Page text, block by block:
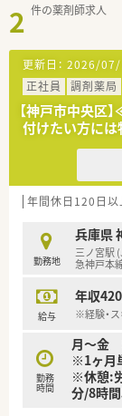
2 件の薬剤師求人
更新日： 2026/07/
正社員
調剤薬局
【神戸市中央区
付けたい方には
年間休日120日以
勤務地
兵庫県
三ノ宮駅
急神戸本
給与
年収
※経験・
勤務
時間
月～金
※1ヶ月
※休憩:
分/8時